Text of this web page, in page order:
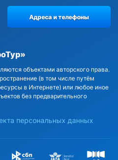
объектами авторского права.
(в том числе путём
в Интернете) или любое иное
без предварительного
персональных данных
Адреса и телефоны